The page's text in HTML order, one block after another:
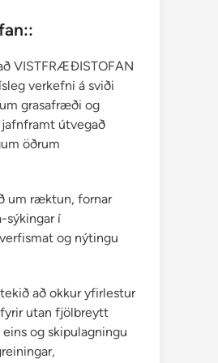
VISTFRÆÐISTOFAN
verkefni á sviði
grasafræði og
útvegað
öðrum
um ræktun, fornar
sýkingar í
og nýtingu
að okkur yfirlestur
utan fjölbreytt
og skipulagningu